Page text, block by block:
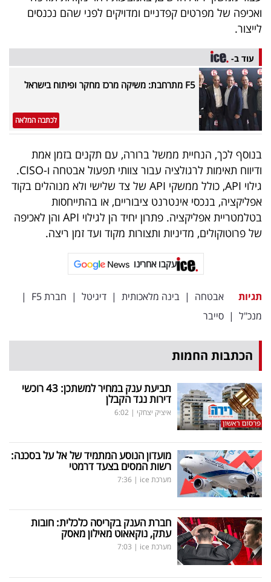
ואכיפה של מפרטים קפדניים ומדויקים לפני שהם נכנסים
לייצור.
עוד ב-
F5 מתרחבת: משיקה מרכז מחקר ופיתוח בישראל
לכתבה המלאה
בנוסף לכך, הנחיית ממשל ברורה, עם תקנים בזמן אמת
ודיווח תאימות לרגולציה עבור צוותי תפעול אבטחה ו-CISO.
גילוי API, כולל ממשקי API של צד שלישי ולא מנוהלים בקוד
אפליקציה, בנכסי אינטרנט ציבוריים, או בהתייחסות
בטלמטריית אפליקציה. פתרון יחיד הן לגילוי API והן לאכיפה
של פרוטוקולים, מדיניות ותצורות מקוד ועד זמן ריצה.
עקבו אחרינו
תגיות אבטחה | בינה מלאכותית | דיגיטל | חברת F5
|
מנכ"ל | סייבר
הכתבות החמות
תביעת ענק במחיר למשתכן: 43 רוכשי
דירות נגד הקבלן
איציק יצחקי |
6:02
מועדון הנוסע המתמיד של אל על בסכנה:
רשות המסים בצעד דרמטי
מערכת ice |
7:36
חברת הענק בקריסה כלכלית: חובות
עתק, נוקאאוט מאילון מאסק
מערכת ice |
7:03